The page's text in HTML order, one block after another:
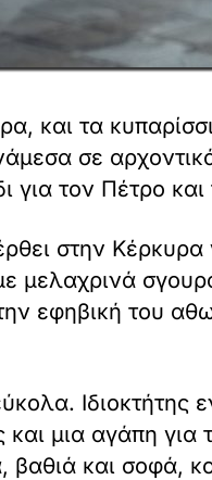
και τα
σε αρχοντικά
για τον Πέτρο
στην Κέρκυρα
μελαχρινά
εφηβική του
Ιδιοκτήτης
μια αγάπη
βαθιά και σοφά,